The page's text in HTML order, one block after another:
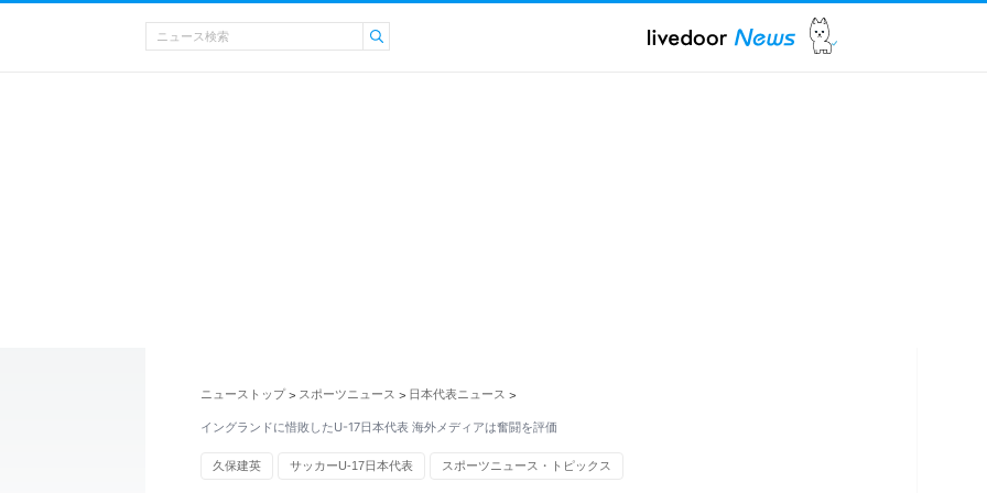
ニューストップ > スポーツニュース > 日本代表ニュース >
イングランドに惜敗したU-17日本代表 海外メディアは奮闘を評価
久保建英 サッカーU-17日本代表 スポーツニュース・トピックス